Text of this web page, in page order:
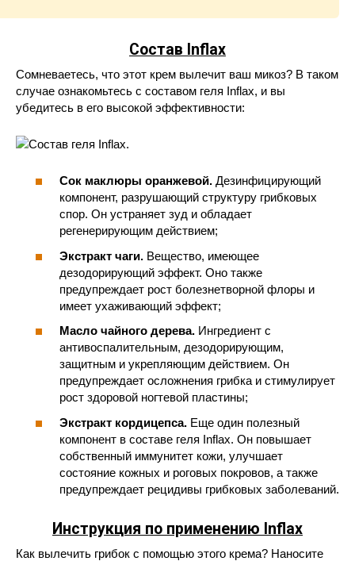
Состав Inflax
Сомневаетесь, что этот крем вылечит ваш микоз? В таком
случае ознакомьтесь с составом геля Inflax, и вы
убедитесь в его высокой эффективности:
Сок маклюры оранжевой. Дезинфицирующий
компонент, разрушающий структуру грибковых
спор. Он устраняет зуд и обладает
регенерирующим действием;
Экстракт чаги. Вещество, имеющее
дезодорирующий эффект. Оно также
предупреждает рост болезнетворной флоры и
имеет ухаживающий эффект;
Масло чайного дерева. Ингредиент с
антивоспалительным, дезодорирующим,
защитным и укрепляющим действием. Он
предупреждает осложнения грибка и стимулирует
рост здоровой ногтевой пластины;
Экстракт кордицепса. Еще один полезный
компонент в составе геля Inflax. Он повышает
собственный иммунитет кожи, улучшает
состояние кожных и роговых покровов, а также
предупреждает рецидивы грибковых заболеваний.
Инструкция по применению Inflax
Как вылечить грибок с помощью этого крема? Наносите